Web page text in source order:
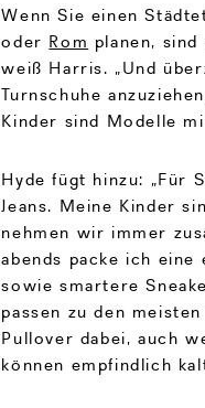
Wenn Sie einen
oder Rom planen, sind
weiß Harris. „Und
Turnschuhe
Kinder sind Modelle
Hyde fügt hinzu: „Für
Jeans. Meine Kinder
nehmen wir immer
abends packe ich
sowie smartere
passen zu den
Pullover dabei, auch
können empfindlich